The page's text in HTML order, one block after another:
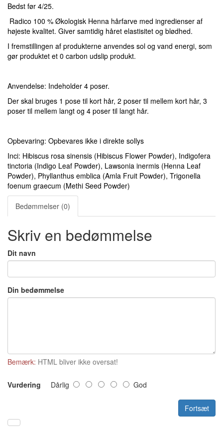
Bedst før 4/25.
Radico 100 % Økologisk Henna hårfarve med ingredienser af
højeste kvalitet. Giver samtidig håret elastisitet og blødhed.
I fremstillingen af produkterne anvendes sol og vand energi, som
gør produktet et 0 carbon udslip produkt.
Anvendelse: Indeholder 4 poser.
Der skal bruges 1 pose til kort hår, 2 poser til mellem kort hår, 3
poser til mellem langt og 4 poser til langt hår.
Opbevaring: Opbevares ikke i direkte sollys
Inci: Hibiscus rosa sinensis (Hibiscus Flower Powder), Indigofera
tinctoria (Indigo Leaf Powder), Lawsonia inermis (Henna Leaf
Powder), Phyllanthus emblica (Amla Fruit Powder), Trigonella
foenum graecum (Methi Seed Powder)
Bedømmelser (0)
Skriv en bedømmelse
Dit navn
Din bedømmelse
Bemærk: HTML bliver ikke oversat!
Vurdering Dårlig God
Fortsæt